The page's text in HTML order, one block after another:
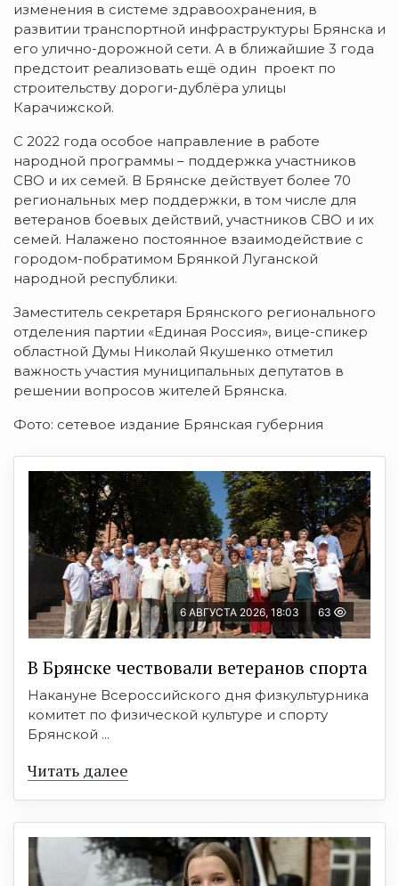
изменения в системе здравоохранения, в
развитии транспортной инфраструктуры Брянска и
его улично-дорожной сети. А в ближайшие 3 года
предстоит реализовать ещё один проект по
строительству дороги-дублёра улицы
Карачижской.
С 2022 года особое направление в работе
народной программы – поддержка участников
СВО и их семей. В Брянске действует более 70
региональных мер поддержки, в том числе для
ветеранов боевых действий, участников СВО и их
семей. Налажено постоянное взаимодействие с
городом-побратимом Брянкой Луганской
народной республики.
Заместитель секретаря Брянского регионального
отделения партии «Единая Россия», вице-спикер
областной Думы Николай Якушенко отметил
важность участия муниципальных депутатов в
решении вопросов жителей Брянска.
Фото: сетевое издание Брянская губерния
6 АВГУСТА 2026, 18:03 63
В Брянске чествовали ветеранов спорта
Накануне Всероссийского дня физкультурника
комитет по физической культуре и спорту
Брянской ...
Читать далее